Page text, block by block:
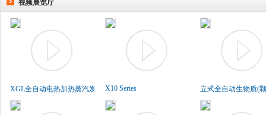
视频展览厅
XGL全自动电热加热蒸汽发生..X10 Series 立式全自动生物质(